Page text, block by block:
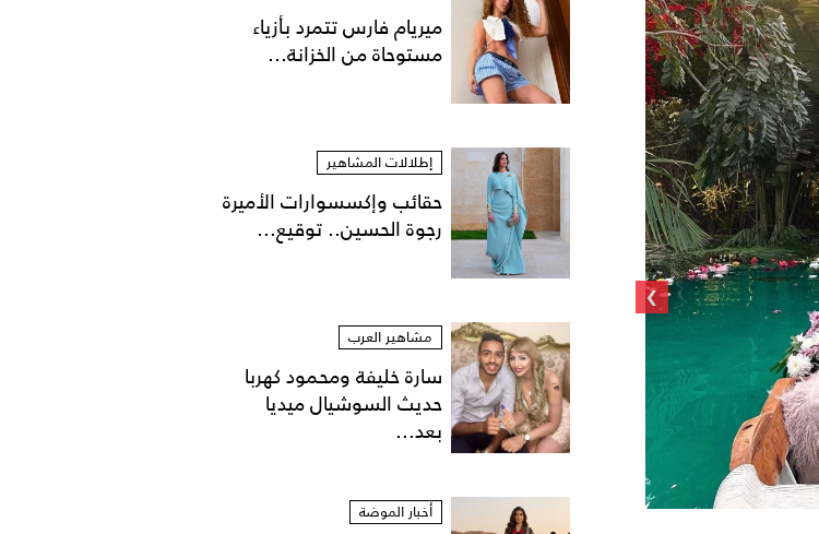
›
ميريام فارس تتمرد بأزياء
مستوحاة من الخزانة...
إطلالات المشاهير
حقائب وإكسسوارات الأميرة
رجوة الحسين.. توقيع...
مشاهير العرب
سارة خليفة ومحمود كهربا
حديث السوشيال ميديا
بعد...
أخبار الموضة